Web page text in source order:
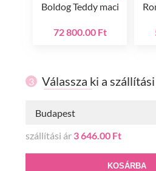
Boldog Teddy maci
72 800.00 Ft
3 Válassza ki a
Budapest
szállítási ár 3 646.00 Ft
KOSÁRBA